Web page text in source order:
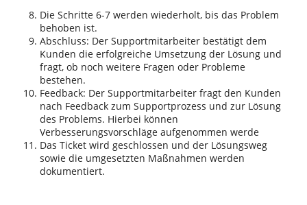
Die Schritte 6-7 werden wiederholt, bis das Problem
behoben ist.
Abschluss: Der Supportmitarbeiter bestätigt dem
Kunden die erfolgreiche Umsetzung der Lösung und
fragt, ob noch weitere Fragen oder Probleme
bestehen.
Feedback: Der Supportmitarbeiter fragt den Kunden
nach Feedback zum Supportprozess und zur Lösung
des Problems. Hierbei können
Verbesserungsvorschläge aufgenommen werde
Das Ticket wird geschlossen und der Lösungsweg
sowie die umgesetzten Maßnahmen werden
dokumentiert.